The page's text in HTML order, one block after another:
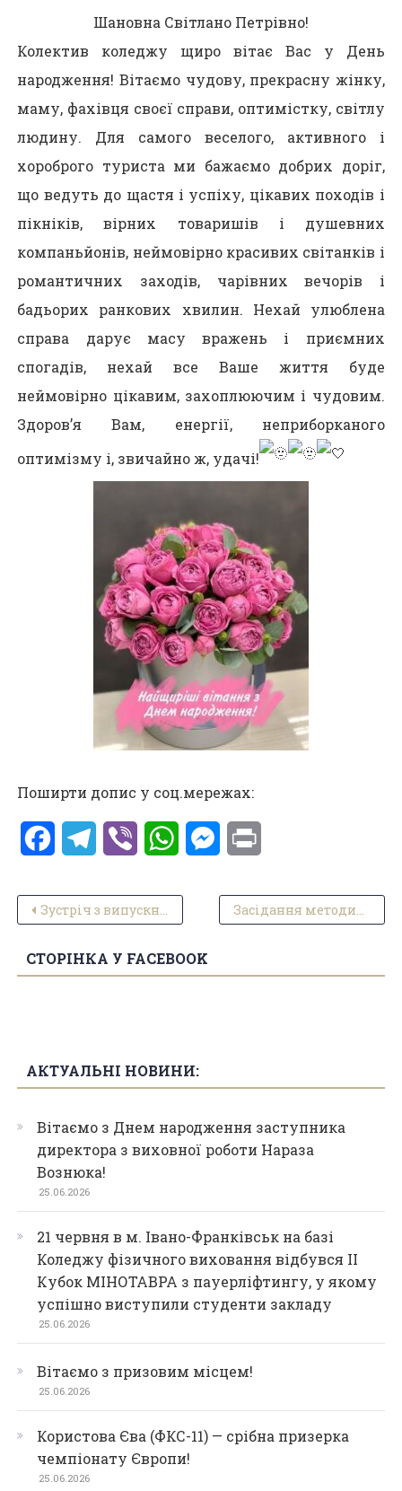
Шановна Світлано Петрівно!
Колектив коледжу щиро вітає Вас у День
народження! Вітаємо чудову, прекрасну жінку,
маму, фахівця своєї справи, оптимістку, світлу
людину. Для самого веселого, активного і
хороброго туриста ми бажаємо добрих доріг,
що ведуть до щастя і успіху, цікавих походів і
пікніків, вірних товаришів і душевних
компаньйонів, неймовірно красивих світанків і
романтичних заходів, чарівних вечорів і
бадьорих ранкових хвилин. Нехай улюблена
справа дарує масу вражень і приємних
спогадів, нехай все Ваше життя буде
неймовірно цікавим, захоплюючим і чудовим.
Здоров’я Вам, енергії, неприборканого
оптимізму і, звичайно ж, удачі!
Поширти допис у соц.мережах:
FacebookTelegram
Viber WhatsAppMessenger
Навігація записів
Зустріч з випускником коледжу 1982 року
СТОРІНКА У FACEBOOK
АКТУАЛЬНІ НОВИНИ:
Вітаємо з Днем народження заступника
директора з виховної роботи Нараза
Вознюка!
25.06.2026
21 червня в м. Івано-Франківськ на базі
Коледжу фізичного виховання відбувся ІІ
Кубок МІНОТАВРА з пауерліфтингу, у якому
успішно виступили студенти закладу
25.06.2026
Вітаємо з призовим місцем!
25.06.2026
Користова Єва (ФКС-11) — срібна призерка
чемпіонату Європи!
25.06.2026